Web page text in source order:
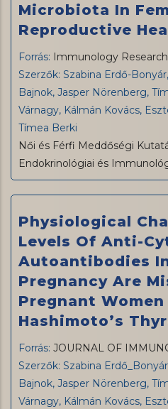
Microbiota In
Reproductive
Forrás:
Immunology Research
Szerzők: Szabina Erdő-
Bajnok, Jasper Nörenberg,
Várnagy, Kálmán Kovács,
Tímea Berki
Női és Férfi Meddőségi
Endokrinológiai és
Physiological
Levels Of Anti-
Autoantibodies
Pregnancy Are
Pregnant
Hashimoto’s
Forrás: JOURNAL OF
Szerzők: Szabina
Bajnok, Jasper Nörenberg,
Várnagy, Kálmán Kovács,